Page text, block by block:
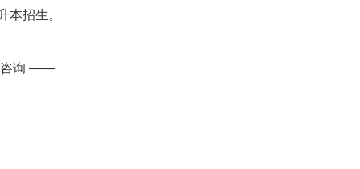
本招生。
扩招，如果没有联合培养这部分同学就只能被淘汰了。
的专升本招生模式。据考上的同学说，开展联合培养的专科院
咨询 ——